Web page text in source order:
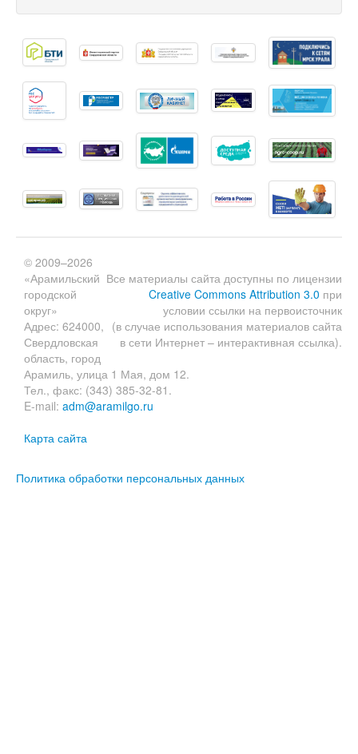
Все материалы сайта доступны по лицензии
Creative Commons Attribution 3.0 при
условии ссылки на первоисточник
(в случае использования материалов сайта
в сети Интернет – интерактивная ссылка).
© 2009–2026
«Арамильский
городской
округ»
Адрес: 624000,
Свердловская
область, город
Арамиль, улица 1 Мая, дом 12.
Тел., факс: (343) 385-32-81.
E-mail: adm@aramilgo.ru
Карта сайта
Политика обработки персональных данных